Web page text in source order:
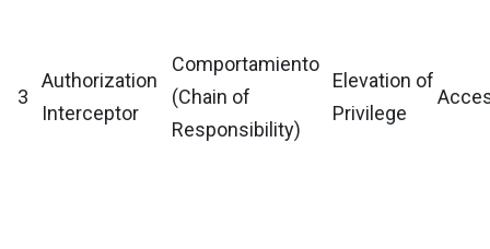
3
Authorization
Interceptor
Comportamiento
(Chain of
Responsibility)
Elevation of
Privilege